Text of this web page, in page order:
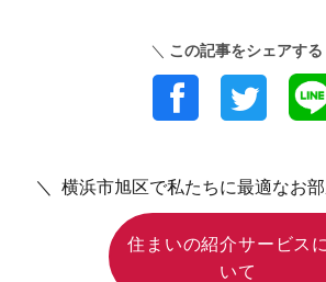
＼ この記事をシェアする
＼ 横浜市旭区で私たちに最適なお
住まいの紹介サービス
いて